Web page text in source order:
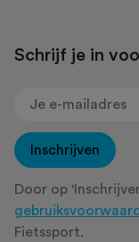
Schrijf je in
Inschrijven
Door op
Fietssport.